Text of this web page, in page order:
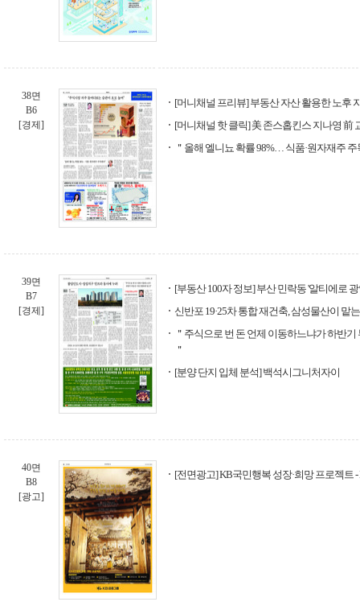
38면
B6
[경제]
[머니채널 프리뷰] 부동산 자산 활용한 노후
[머니채널 핫 클릭] 美 존스홉킨스 지나영 前
＂올해 엘니뇨 확률 98%… 식품·원자재주
39면
B7
[경제]
[부동산 100자 정보] 부산 민락동 '알티에로
신반포 19·25차 통합 재건축, 삼성물산이 맡
＂주식으로 번 돈 언제 이동하느냐가 하반
＂
[분양 단지 입체 분석] 백석시그니처자이
40면
B8
[광고]
[전면광고] KB국민행복 성장·희망 프로젝트